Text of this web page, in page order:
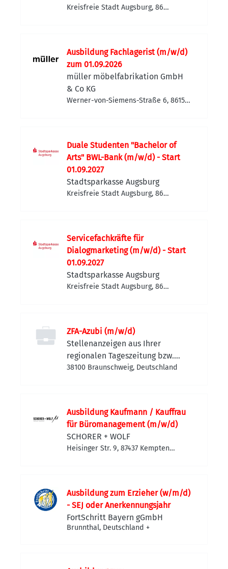
Kreisfreie Stadt Augsburg, 86
Ausbildung Fachlagerist (m/w/d)
zum 01.09.2026
müller möbelfabrikation GmbH
& Co KG
Werner-von-Siemens-Straße 6, 86159
Duale Studenten "Bachelor of
Arts" BWL-Bank (m/w/d) - Start
01.09.2027
Stadtsparkasse Augsburg
Kreisfreie Stadt Augsburg, 86
Servicefachkräfte für
Dialogmarketing (m/w/d) - Start
01.09.2027
Stadtsparkasse Augsburg
Kreisfreie Stadt Augsburg, 86
ZFA-Azubi (m/w/d)
Stellenanzeigen aus Ihrer
regionalen Tageszeitung bzw.
Anzeigenzeitung
38100 Braunschweig, Deutschland
Ausbildung Kaufmann / Kauffrau
für Büromanagement (m/w/d)
SCHORER + WOLF
Heisinger Str. 9, 87437 Kempten
Ausbildung zum Erzieher (w/m/d)
- SEJ oder Anerkennungsjahr
FortSchritt Bayern gGmbH
Brunnthal, Deutschland +